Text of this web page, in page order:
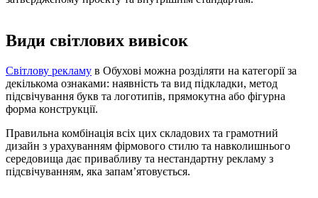
Види світлових вивісок
Світлову рекламу в Обухові можна розділяти на категорії за
декількома ознаками: наявність та вид підкладки, метод
підсвічування букв та логотипів, прямокутна або фігурна
форма конструкції.
Правильна комбінація всіх цих складових та грамотний
дизайн з урахуванням фірмового стилю та навколишнього
середовища дає привабливу та нестандартну рекламу з
підсвічуванням, яка запам’ятовується.